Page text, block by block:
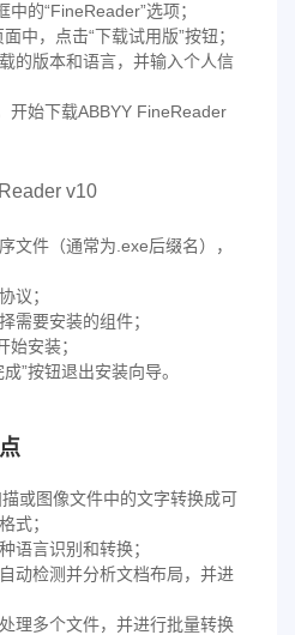
中的“FineReader”选项；
中，点击“下载试用版”按钮；
的版本和语言，并输入个人信
开始下载ABBYY FineReader
v10
文件（通常为.exe后缀名），
议；
需要安装的组件；
始安装；
”按钮退出安装向导。
或图像文件中的文字转换成可
式；
语言识别和转换；
动检测并分析文档布局，并进
理多个文件，并进行批量转换